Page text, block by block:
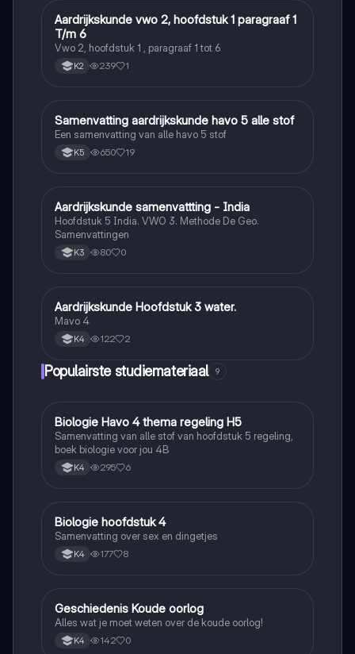
Aardrijkskunde
Aardrijkskunde vwo 2, hoofdstuk 1 paragraaf 1
T/m 6
Vwo 2, hoofdstuk 1 , paragraaf 1 tot 6
K2 239 1
Aardrijkskunde
Samenvatting aardrijkskunde havo 5 alle stof
Een samenvatting van alle havo 5 stof
K5 650 19
Aardrijkskunde
Aardrijkskunde samenvattting - India
Hoofdstuk 5 India. VWO 3. Methode De Geo.
Samenvattingen
K3 80 0
Aardrijkskunde
Aardrijkskunde Hoofdstuk 3 water.
Mavo 4
K4 122 2
Populairste studiemateriaal 9
Biologie
Biologie Havo 4 thema regeling H5
Samenvatting van alle stof van hoofdstuk 5 regeling,
boek biologie voor jou 4B
K4 295 6
Biologie
Biologie hoofdstuk 4
Samenvatting over sex en dingetjes
K4 177 8
Geschiedenis
Geschiedenis Koude oorlog
Alles wat je moet weten over de koude oorlog!
K4 142 0